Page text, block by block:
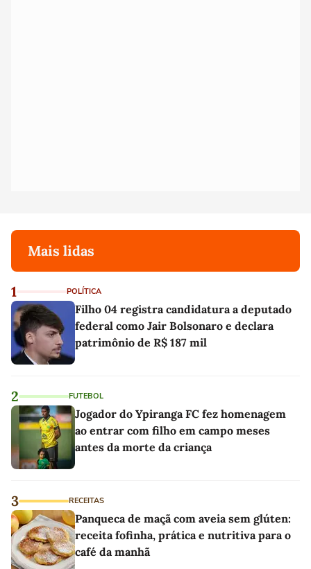
Mais lidas
1 POLÍTICA
Filho 04 registra candidatura a deputado
federal como Jair Bolsonaro e declara
patrimônio de R$ 187 mil
2 FUTEBOL
Jogador do Ypiranga FC fez homenagem
ao entrar com filho em campo meses
antes da morte da criança
3 RECEITAS
Panqueca de maçã com aveia sem glúten:
receita fofinha, prática e nutritiva para o
café da manhã